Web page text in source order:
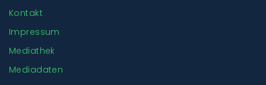
Kontakt
Impressum
Mediathek
Mediadaten